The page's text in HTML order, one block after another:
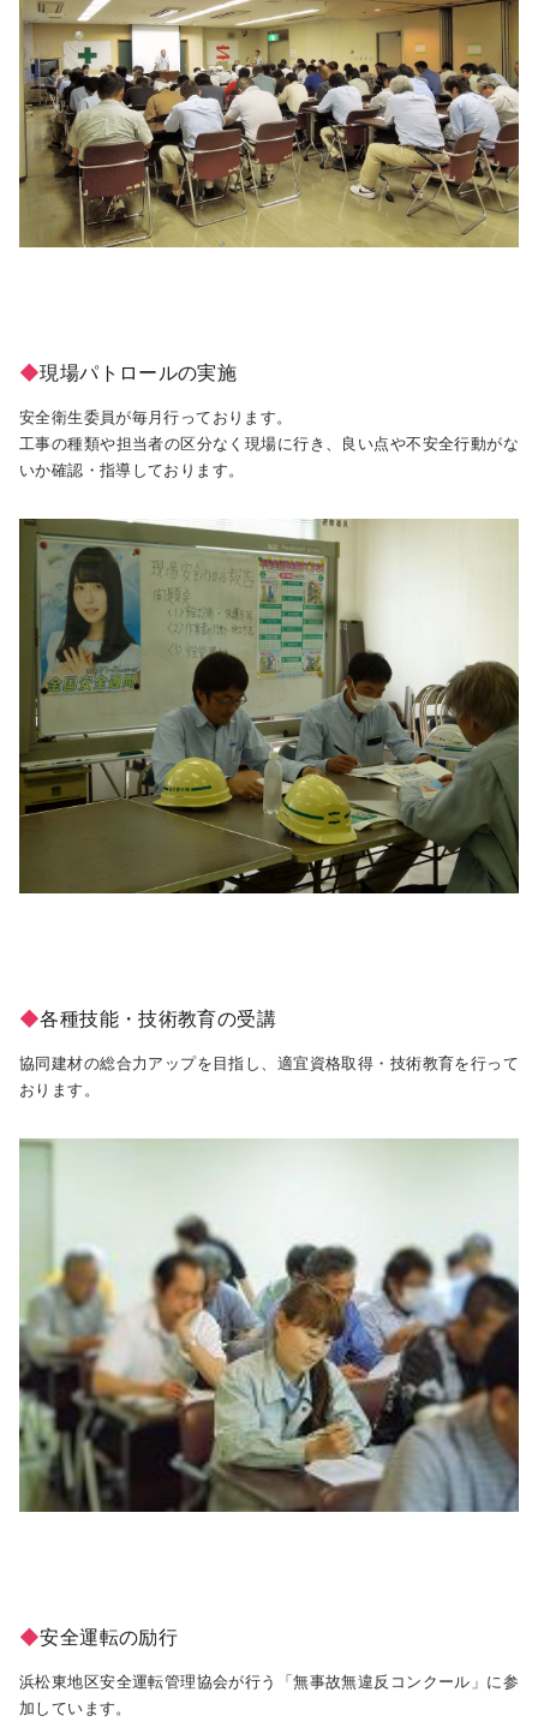
◆現場パトロールの実施
安全衛生委員が毎月行っております。
工事の種類や担当者の区分なく現場に行き、良い点や不安全行動がな
いか確認・指導しております。
◆各種技能・技術教育の受講
協同建材の総合力アップを目指し、適宜資格取得・技術教育を行って
おります。
◆安全運転の励行
浜松東地区安全運転管理協会が行う「無事故無違反コンクール」に参
加しています。